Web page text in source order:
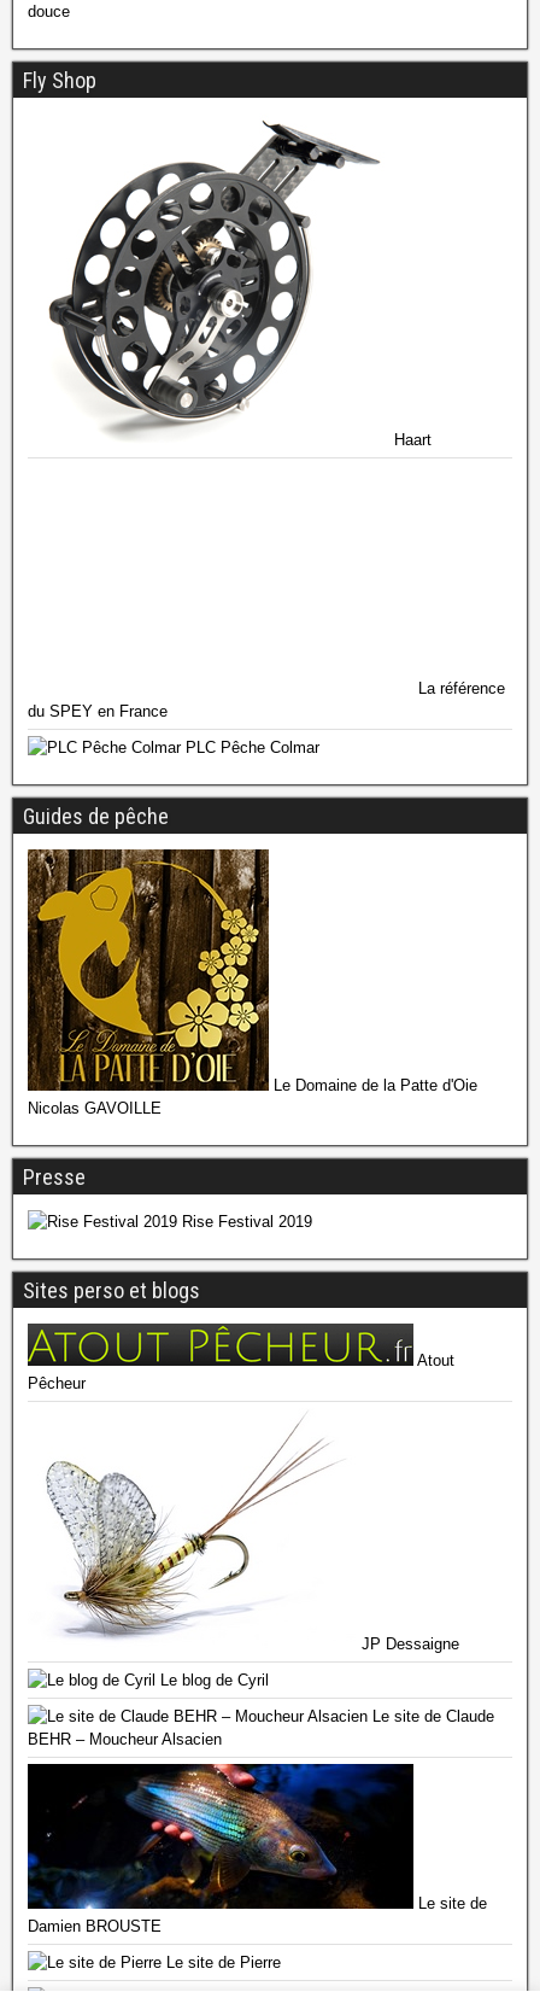
douce
Fly Shop
Haart
La référence
du SPEY en France
PLC Pêche Colmar
Guides de pêche
Le Domaine de la Patte d'Oie
Nicolas GAVOILLE
Presse
Rise Festival 2019
Sites perso et blogs
Atout
Pêcheur
JP Dessaigne
Le blog de Cyril
Le site de Claude
BEHR – Moucheur Alsacien
Le site de
Damien BROUSTE
Le site de Pierre